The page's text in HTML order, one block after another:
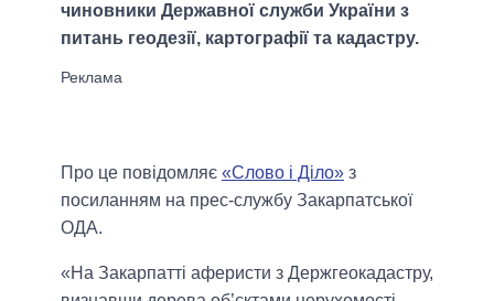
чиновники Державної служби України з
питань геодезії, картографії та кадастру.
Про це повідомляє «Слово і Діло» з
посиланням на прес-службу Закарпатської
ОДА.
«На Закарпатті аферисти з Держгеокадастру,